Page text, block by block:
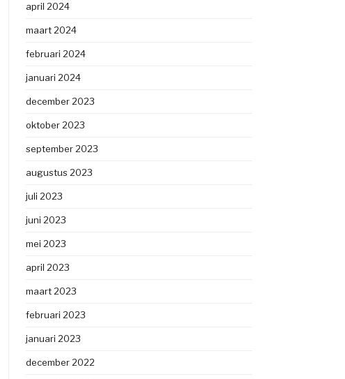
april 2024
maart 2024
februari 2024
januari 2024
december 2023
oktober 2023
september 2023
augustus 2023
juli 2023
juni 2023
mei 2023
april 2023
maart 2023
februari 2023
januari 2023
december 2022